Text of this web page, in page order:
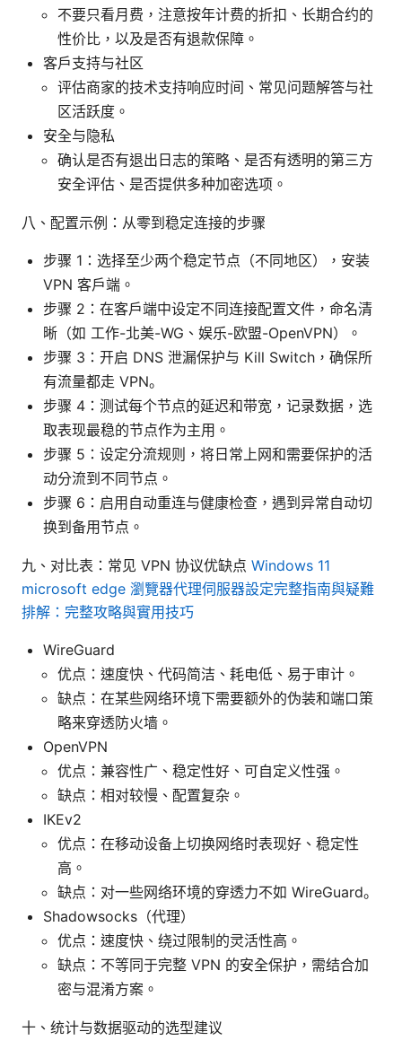
不要只看月费，注意按年计费的折扣、长期合约的
性价比，以及是否有退款保障。
客户支持与社区
评估商家的技术支持响应时间、常见问题解答与社
区活跃度。
安全与隐私
确认是否有退出日志的策略、是否有透明的第三方
安全评估、是否提供多种加密选项。
八、配置示例：从零到稳定连接的步骤
步骤 1：选择至少两个稳定节点（不同地区），安装
VPN 客户端。
步骤 2：在客户端中设定不同连接配置文件，命名清
晰（如 工作-北美-WG、娱乐-欧盟-OpenVPN）。
步骤 3：开启 DNS 泄漏保护与 Kill Switch，确保所
有流量都走 VPN。
步骤 4：测试每个节点的延迟和带宽，记录数据，选
取表现最稳的节点作为主用。
步骤 5：设定分流规则，将日常上网和需要保护的活
动分流到不同节点。
步骤 6：启用自动重连与健康检查，遇到异常自动切
换到备用节点。
九、对比表：常见 VPN 协议优缺点 Windows 11
microsoft edge 瀏覽器代理伺服器設定完整指南與疑難
排解：完整攻略與實用技巧
WireGuard
优点：速度快、代码简洁、耗电低、易于审计。
缺点：在某些网络环境下需要额外的伪装和端口策
略来穿透防火墙。
OpenVPN
优点：兼容性广、稳定性好、可自定义性强。
缺点：相对较慢、配置复杂。
IKEv2
优点：在移动设备上切换网络时表现好、稳定性
高。
缺点：对一些网络环境的穿透力不如 WireGuard。
Shadowsocks（代理）
优点：速度快、绕过限制的灵活性高。
缺点：不等同于完整 VPN 的安全保护，需结合加
密与混淆方案。
十、统计与数据驱动的选型建议